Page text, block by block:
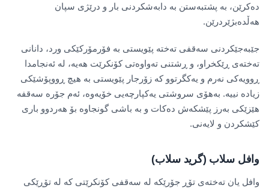
دەکرێن، بە پشتبەستن بە دابەشکردنی بار و درێژی سپان
هەڵدەبژێردرێن.
جێبەجێکردنی سەقفی تەختە پێویستی بە فۆرمۆرکێکی ورد، دانانی
تەختەی ڕێکخراو، و ڕشتنی تەواوەتی کۆنکرێت هەیە، لە ئەنجامدا
ڕوویەکی نەرم و یەکگرتوو کە زۆرجار پێویستی بە هیچ ڕووپۆشێکی
زیادە نییە. بەهۆی سروشتی یەکپارچەیی خۆیەوە، ئەم جۆرە سەقفە
هێزێکی بەرز پێشکەش دەکات و بە باشی گونجاوە بۆ هەردوو باری
کێشکردن و لایەنی.
وافل سلاب (گرید سلاب)
وافل یان تەختەی تۆڕ جۆرێکە لە سەقفی کۆنکرێتی کە لە تۆڕێکی